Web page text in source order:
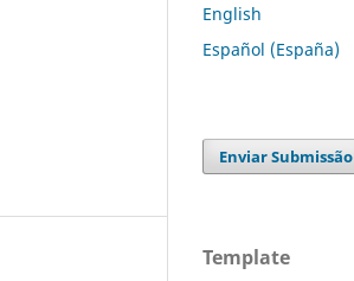
English
Español (España)
Enviar Submissão
Template